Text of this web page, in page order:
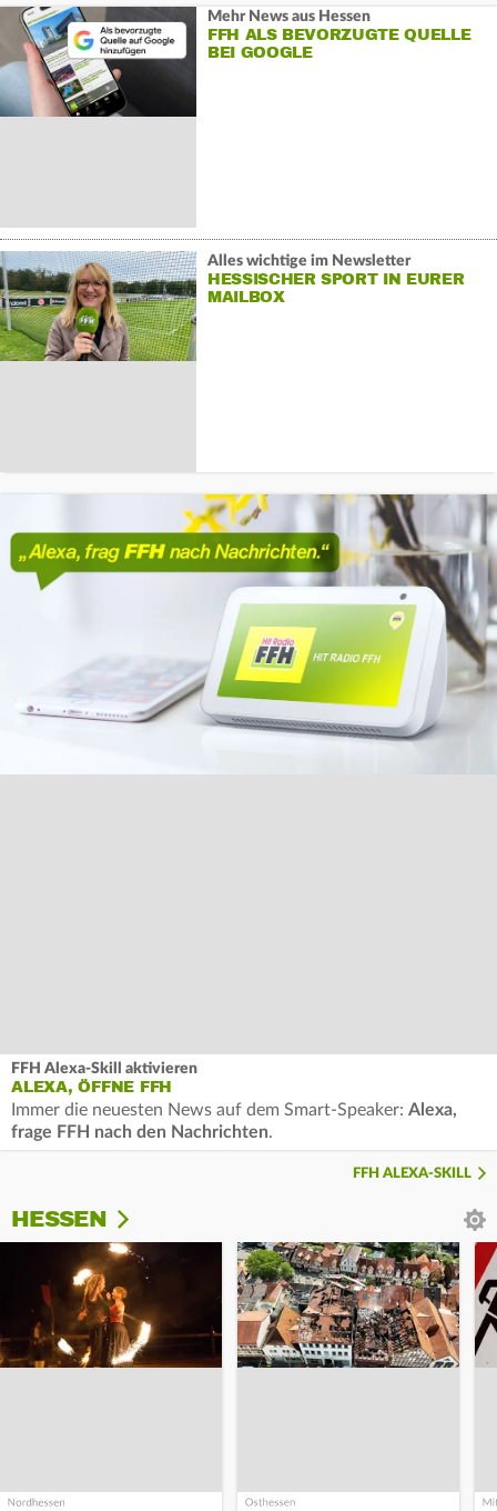
Mehr News aus Hessen
FFH ALS BEVORZUGTE QUELLE
BEI GOOGLE
Alles wichtige im Newsletter
HESSISCHER SPORT IN EURER
MAILBOX
FFH Alexa-Skill aktivieren
ALEXA, ÖFFNE FFH
Immer die neuesten News auf dem Smart-Speaker: Alexa,
frage FFH nach den Nachrichten.
FFH ALEXA-SKILL
HESSEN